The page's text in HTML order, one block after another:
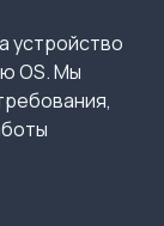
устройство
OS. Мы